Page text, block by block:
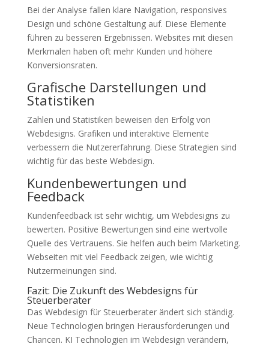
Bei der Analyse fallen klare Navigation, responsives
Design und schöne Gestaltung auf. Diese Elemente
führen zu besseren Ergebnissen. Websites mit diesen
Merkmalen haben oft mehr Kunden und höhere
Konversionsraten.
Grafische Darstellungen und
Statistiken
Zahlen und Statistiken beweisen den Erfolg von
Webdesigns. Grafiken und interaktive Elemente
verbessern die Nutzererfahrung. Diese Strategien sind
wichtig für das beste Webdesign.
Kundenbewertungen und
Feedback
Kundenfeedback ist sehr wichtig, um Webdesigns zu
bewerten. Positive Bewertungen sind eine wertvolle
Quelle des Vertrauens. Sie helfen auch beim Marketing.
Webseiten mit viel Feedback zeigen, wie wichtig
Nutzermeinungen sind.
Fazit: Die Zukunft des Webdesigns für
Steuerberater
Das Webdesign für Steuerberater ändert sich ständig.
Neue Technologien bringen Herausforderungen und
Chancen. KI Technologien im Webdesign verändern,